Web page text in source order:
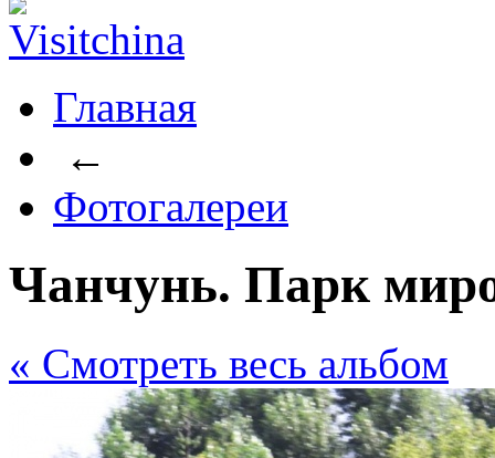
Главная
←
Фотогалереи
Чанчунь. Парк
« Cмотреть весь альбом